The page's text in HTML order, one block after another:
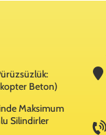
Beton)
Maksimum
Silindirler